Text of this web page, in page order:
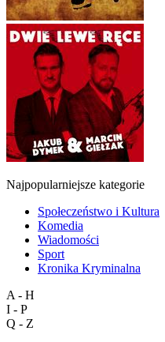
Najpopularniejsze kategorie
Społeczeństwo i Kultura
Komedia
Wiadomości
Sport
Kronika Kryminalna
A - H
I - P
Q - Z